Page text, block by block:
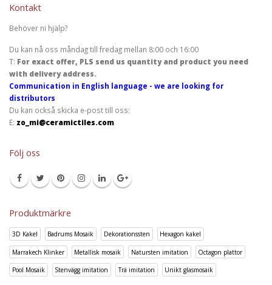
Kontakt
Behöver ni hjälp?
Du kan nå oss måndag till fredag mellan 8:00 och 16:00
T: For exact offer, PLS send us quantity and product you need
with delivery address.
Communication in English language - we are looking for
distributors
Du kan också skicka e-post till oss:
E: zo_mi@ceramictiles.com
Följ oss
Produktmärkre
3D Kakel Badrums Mosaik Dekorationssten Hexagon kakel
Marrakech Klinker Metallisk mosaik Natursten imitation Octagon plattor
Pool Mosaik Stenvägg imitation Trä imitation Unikt glasmosaik